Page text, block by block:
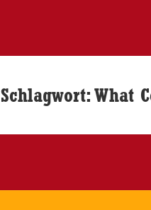
Schlagwort:What